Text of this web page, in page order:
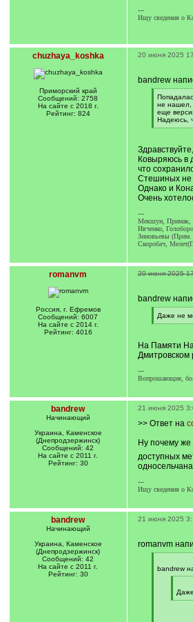
---
Ищу сведения о
chuzhaya_koshka
Приморский край
Сообщений: 2758
На сайте с 2018 г.
Рейтинг: 824
20 июня 2025
bandrew
[
q
]
не нашел,
еще
Надеюсь,
[
]
Ковыряюсь в
что
Стешиных
Однако и
Очень
---
Мекшун, Примак,
Ивченко,
Зиновьевы (Прим.
Скоробач,
romanvm
Россия, г. Ефремов
Сообщений: 6007
На сайте с 2014 г.
Рейтинг: 4016
20 июня 2025
bandrew
[
q
Даже не
[
]
На Памяти
Дмитровском
---
Вопрошающие,
bandrew
Начинающий
Украина, Каменское
(Днепродзержинск)
Сообщений: 42
На сайте с 2011 г.
Рейтинг: 30
21 июня 2025
>> Ответ на
Ну почему же
доступных
---
Ищу сведения о
bandrew
Начинающий
Украина, Каменское
(Днепродзержинск)
Сообщений: 42
На сайте с 2011 г.
Рейтинг: 30
21 июня 2025
romanvm
q
bandrew
q
][